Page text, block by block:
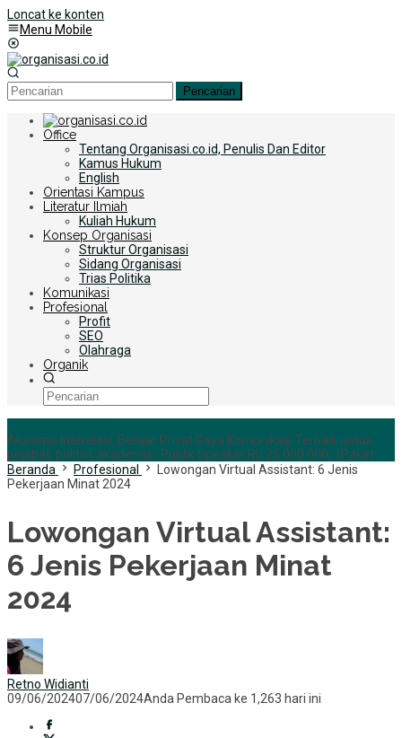
Loncat ke konten
Menu Mobile
Pencarian
Office
Tentang Organisasi.co.id, Penulis Dan Editor
Kamus Hukum
English
Orientasi Kampus
Literatur Ilmiah
Kuliah Hukum
Konsep Organisasi
Struktur Organisasi
Sidang Organisasi
Trias Politika
Komunikasi
Profesional
Profit
SEO
Olahraga
Organik
Aksioma Interelasi, Belajar Privat Gaya Komunikasi Terbaik untuk
pejabat, politisi, akademisi, Publik Speaker Rp 25.000.000,-/Paket
Beranda
Profesional
Lowongan Virtual Assistant: 6 Jenis
Pekerjaan Minat 2024
Lowongan Virtual Assistant:
6 Jenis Pekerjaan Minat
2024
Retno Widianti
09/06/202407/06/2024Anda Pembaca ke 1,263 hari ini